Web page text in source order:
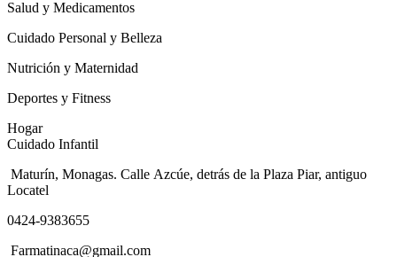
Salud y Medicamentos
Cuidado Personal y Belleza
Nutrición y Maternidad
Deportes y Fitness
Hogar
Cuidado Infantil
Maturín, Monagas. Calle Azcúe, detrás de la Plaza Piar, antiguo
Locatel
0424-9383655
Farmatinaca@gmail.com